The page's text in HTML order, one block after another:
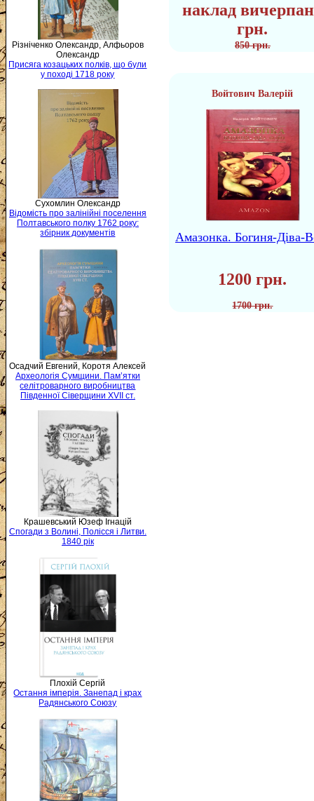
Різніченко Олександр, Алфьоров
Олександр
Присяга козацьких полків, що були
у поході 1718 року
Сухомлин Олександр
Відомість про залінійні поселення
Полтавського полку 1762 року:
збірник документів
Осадчий Евгений, Коротя Алексей
Археологія Сумщини. Пам’ятки
селітроварного виробництва
Південної Сіверщини XVII ст.
Крашевський Юзеф Ігнацій
Спогади з Волині, Полісся і Литви.
1840 рік
Плохій Сергій
Остання імперія. Занепад і крах
Радянського Союзу
наклад
грн.
850 грн.
Войтович Валерій
Амазонка. Богиня-Діва-
1200 грн.
1700 грн.